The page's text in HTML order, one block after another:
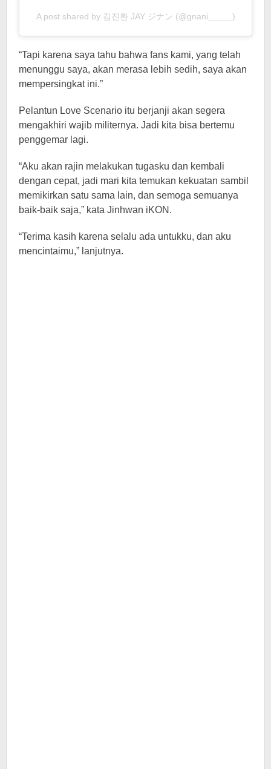
A post shared by 김진환 JAY ジナン (@gnani_____)
“Tapi karena saya tahu bahwa fans kami, yang telah
menunggu saya, akan merasa lebih sedih, saya akan
mempersingkat ini.”
Pelantun Love Scenario itu berjanji akan segera
mengakhiri wajib militernya. Jadi kita bisa bertemu
penggemar lagi.
“Aku akan rajin melakukan tugasku dan kembali
dengan cepat, jadi mari kita temukan kekuatan sambil
memikirkan satu sama lain, dan semoga semuanya
baik-baik saja,” kata Jinhwan iKON.
“Terima kasih karena selalu ada untukku, dan aku
mencintaimu,” lanjutnya.